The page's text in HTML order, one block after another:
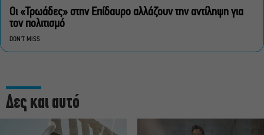
Οι «Τρωάδες» στην Επίδαυρο αλλάζουν την αντίληψη για
τον πολιτισμό
DON'T MISS
Δες και αυτό